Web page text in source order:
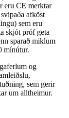
eru CE merktar
afköst
sem eru
skjót próf geta
sparað miklum
mínútur.
og
sem gerir
um alltheimur.